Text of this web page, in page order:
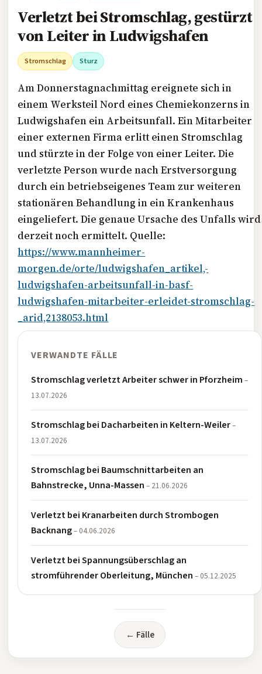
Verletzt bei Stromschlag, gestürzt
von Leiter in Ludwigshafen
Stromschlag Sturz
Am Donnerstagnachmittag ereignete sich in
einem Werksteil Nord eines Chemiekonzerns in
Ludwigshafen ein Arbeitsunfall. Ein Mitarbeiter
einer externen Firma erlitt einen Stromschlag
und stürzte in der Folge von einer Leiter. Die
verletzte Person wurde nach Erstversorgung
durch ein betriebseigenes Team zur weiteren
stationären Behandlung in ein Krankenhaus
eingeliefert. Die genaue Ursache des Unfalls wird
derzeit noch ermittelt. Quelle:
https://www.mannheimer-
morgen.de/orte/ludwigshafen_artikel,-
ludwigshafen-arbeitsunfall-in-basf-
ludwigshafen-mitarbeiter-erleidet-stromschlag-
_arid,2138053.html
VERWANDTE FÄLLE
Stromschlag verletzt Arbeiter schwer in Pforzheim–
13.07.2026
Stromschlag bei Dacharbeiten in Keltern-Weiler–
13.07.2026
Stromschlag bei Baumschnittarbeiten an
Bahnstrecke, Unna-Massen– 21.06.2026
Verletzt bei Kranarbeiten durch Strombogen
Backnang– 04.06.2026
Verletzt bei Spannungsüberschlag an
stromführender Oberleitung, München– 05.12.2025
← Fälle